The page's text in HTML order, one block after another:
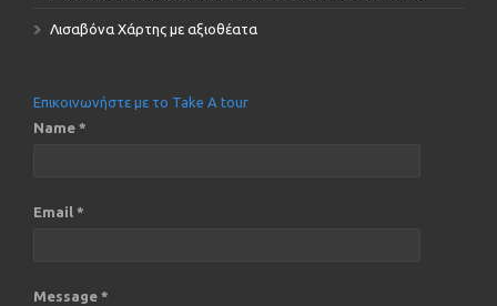
Λισαβόνα Χάρτης με αξιοθέατα
Επικοινωνήστε με το Take A tour
Name *
Email *
Message *